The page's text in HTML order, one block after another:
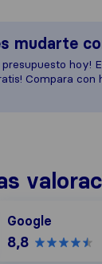
mudarte
presupuesto hoy!
Compara con
Google
8,8